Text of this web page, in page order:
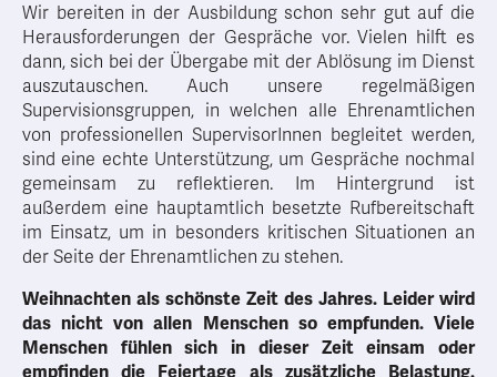
Wir bereiten in der Ausbildung schon sehr gut auf die
Herausforderungen der Gespräche vor. Vielen hilft es
dann, sich bei der Übergabe mit der Ablösung im Dienst
auszutauschen. Auch unsere regelmäßigen
Supervisionsgruppen, in welchen alle Ehrenamtlichen
von professionellen SupervisorInnen begleitet werden,
sind eine echte Unterstützung, um Gespräche nochmal
gemeinsam zu reflektieren. Im Hintergrund ist
außerdem eine hauptamtlich besetzte Rufbereitschaft
im Einsatz, um in besonders kritischen Situationen an
der Seite der Ehrenamtlichen zu stehen.
Weihnachten als schönste Zeit des Jahres. Leider wird
das nicht von allen Menschen so empfunden. Viele
Menschen fühlen sich in dieser Zeit einsam oder
empfinden die Feiertage als zusätzliche Belastung.